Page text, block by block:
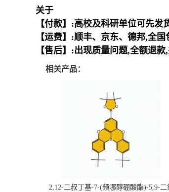
关于
【付款】:高校及科研单位可先发
【运费】:顺丰、京东、德邦,全国
【售后】:出现质量问题,全额退
相关产品：
2,12-二叔丁基-7-(频哪醇硼酸酯)-5,9-二